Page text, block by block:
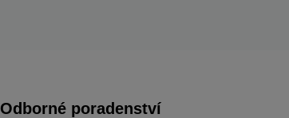
Odborné poradenství